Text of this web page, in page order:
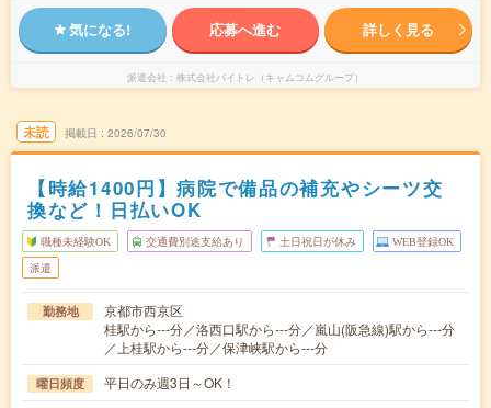
気になる! 応募へ進む 詳しく見る
派遣会社 株式会社バイトレ（キャムコムグループ）
未読 掲載日 2026/07/30
【時給1400円】病院で備品の補充やシーツ交
換など！日払いOK
職種未経験OK 交通費別途支給あり 土日祝日が休み WEB登録OK
派遣
勤務地
京都市西京区
桂駅から---分／洛西口駅から---分／嵐山(阪急線)駅から---分
／上桂駅から---分／保津峡駅から---分
曜日頻度 平日のみ週3日～OK！